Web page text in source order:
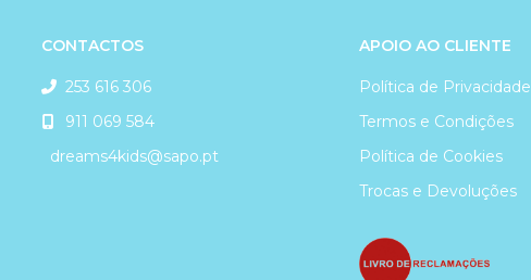
CONTACTOS
253 616 306
911 069 584
dreams4kids@sapo.pt
APOIO AO CLIENTE
Política de Privacidade
Termos e Condições
Política de Cookies
Trocas e Devoluções